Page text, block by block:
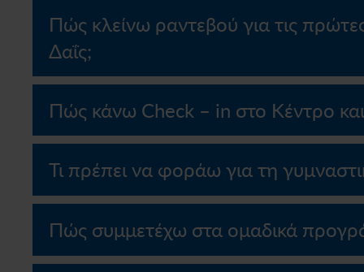
Πώς κλείνω ραντεβού για τις
Δαΐς;
Πώς κάνω Check – in στο Κέντρο
Τι πρέπει να φοράω για τη
Πώς συμμετέχω στα ομαδικά